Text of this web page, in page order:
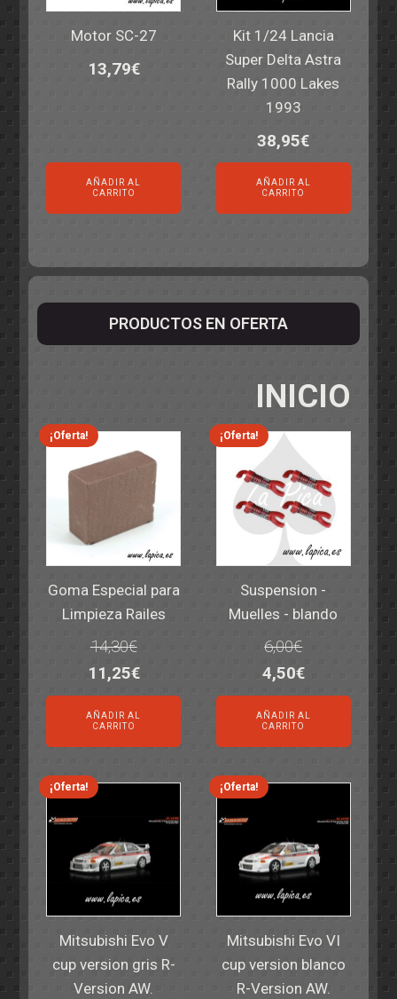
Motor SC-27
13,79€
AÑADIR AL
CARRITO
Kit 1/24 Lancia
Super Delta Astra
Rally 1000 Lakes
1993
38,95€
AÑADIR AL
CARRITO
PRODUCTOS EN OFERTA
INICIO
¡Oferta!
Goma Especial para
Limpieza Railes
14,30€
El
precio
original
era:
14,30€.
11,25€El
precio
actual
es:
11,25€.
AÑADIR AL
CARRITO
¡Oferta!
Suspension -
Muelles - blando
6,00€
El
precio
original
era:
6,00€.
4,50€El
precio
actual
es:
4,50€.
AÑADIR AL
CARRITO
¡Oferta!
Mitsubishi Evo V
cup version gris R-
Version AW.
¡Oferta!
Mitsubishi Evo VI
cup version blanco
R-Version AW.